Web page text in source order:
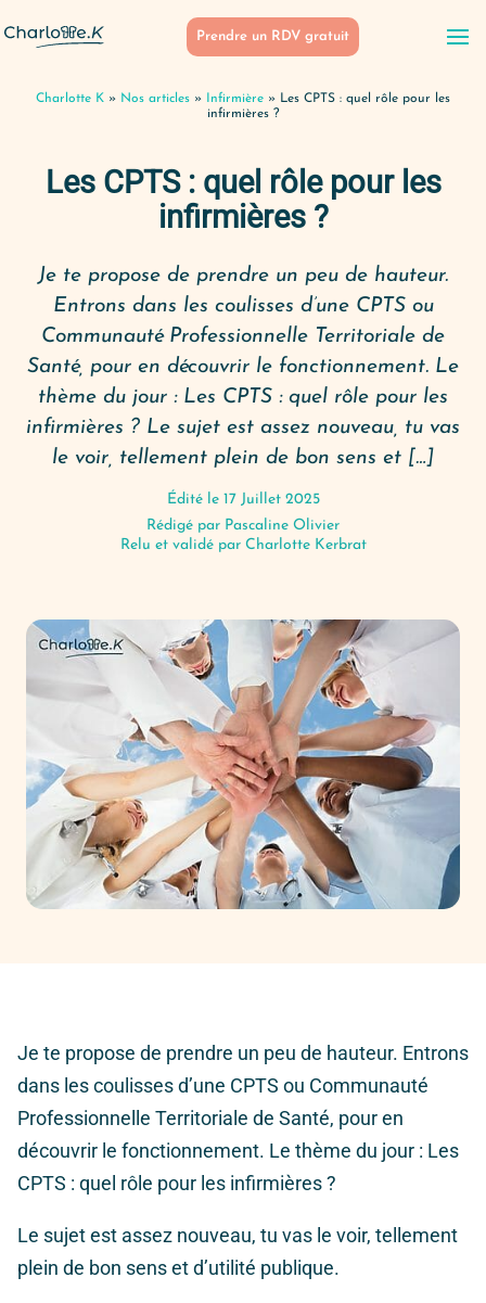
Prendre un RDV gratuit
Charlotte K » Nos articles » Infirmière » Les CPTS : quel rôle pour les
infirmières ?
Les CPTS : quel rôle pour les
infirmières ?
Je te propose de prendre un peu de hauteur.
Entrons dans les coulisses d’une CPTS ou
Communauté Professionnelle Territoriale de
Santé, pour en découvrir le fonctionnement. Le
thème du jour : Les CPTS : quel rôle pour les
infirmières ? Le sujet est assez nouveau, tu vas
le voir, tellement plein de bon sens et […]
Édité le 17 Juillet 2025
Rédigé par Pascaline Olivier
Relu et validé par Charlotte Kerbrat
Je te propose de prendre un peu de hauteur. Entrons
dans les coulisses d’une CPTS ou Communauté
Professionnelle Territoriale de Santé, pour en
découvrir le fonctionnement. Le thème du jour : Les
CPTS : quel rôle pour les infirmières ?
Le sujet est assez nouveau, tu vas le voir, tellement
plein de bon sens et d’utilité publique.